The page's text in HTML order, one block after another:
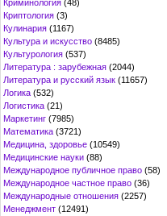
Криминология (48)
Криптология (3)
Кулинария (1167)
Культура и искусство (8485)
Культурология (537)
Литература : зарубежная (2044)
Литература и русский язык (11657)
Логика (532)
Логистика (21)
Маркетинг (7985)
Математика (3721)
Медицина, здоровье (10549)
Медицинские науки (88)
Международное публичное право (58)
Международное частное право (36)
Международные отношения (2257)
Менеджмент (12491)